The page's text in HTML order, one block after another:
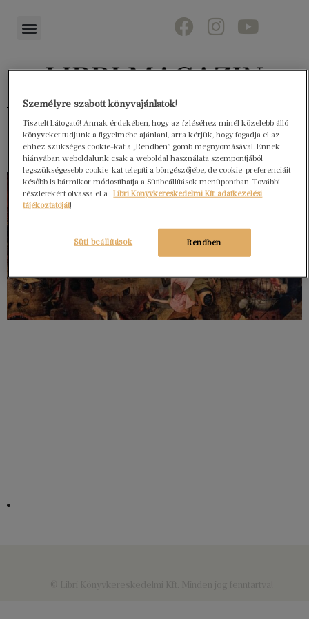
Könyvektől az olvasókig
Személyre szabott könyvajánlatok!
Tisztelt Látogató! Annak érdekében, hogy az ízléséhez minél közelebb álló
könyveket tudjunk a figyelmébe ajánlani, arra kérjük, hogy fogadja el az
ehhez szükséges cookie-kat a „Rendben” gomb megnyomásával. Ennek
hiányában weboldalunk csak a weboldal használata szempontjából
legszükségesebb cookie-kat telepíti a böngészőjébe, de cookie-preferenciáit
később is bármikor módosíthatja a Sütibeállítások menüpontban. További
részletekért olvassa el a
Libri Könyvkereskedelmi Kft. adatkezelési
tájékoztatóját!
Rendben
Süti beállítások